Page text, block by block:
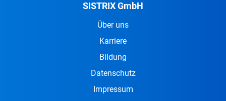
SISTRIX GmbH
Über uns
Karriere
Bildung
Datenschutz
Impressum